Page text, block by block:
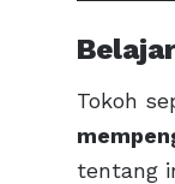
Tokoh
tentang